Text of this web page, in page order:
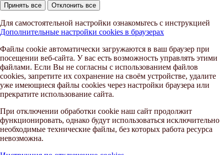
Принять все Отклонить все
Для самостоятельной настройки ознакомьтесь с инструкцией
Дополнительные настройки cookies в браузерах
Файлы cookie автоматически загружаются в ваш браузер при
посещении веб-сайта. У вас есть возможность управлять этими
файлами. Если Вы не согласны с использованием файлов
cookies, запретите их сохранение на своём устройстве, удалите
уже имеющиеся файлы cookies через настройки браузера или
прекратите использование сайта.
При отключении обработки cookie наш сайт продолжит
функционировать, однако будут использоваться исключительно
необходимые технические файлы, без которых работа ресурса
невозможна.